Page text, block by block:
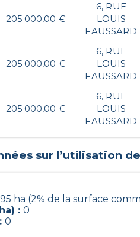
205 000,00 €
6, RUE
LOUIS
FAUSSARD
205 000,00 €
6, RUE
LOUIS
FAUSSARD
205 000,00 €
6, RUE
LOUIS
FAUSSARD
sur l’utilisation
ha (2% de la surface
: 0
0